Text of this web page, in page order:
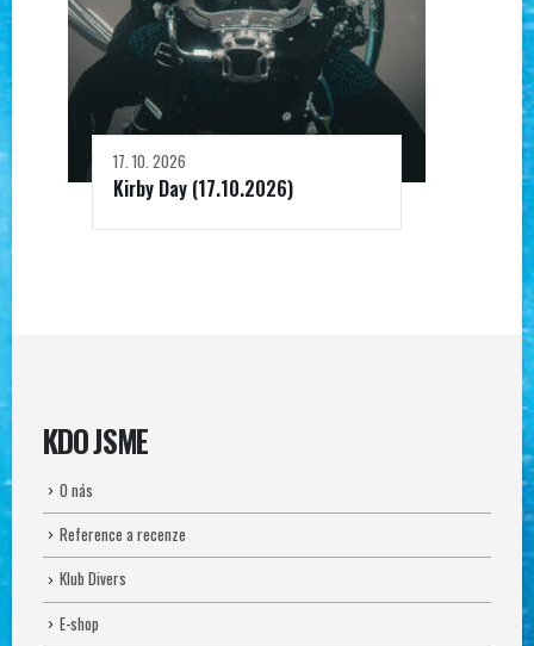
17. 10. 2026
Kirby Day (17.10.2026)
KDO JSME
O nás
Reference a recenze
Klub Divers
E-shop